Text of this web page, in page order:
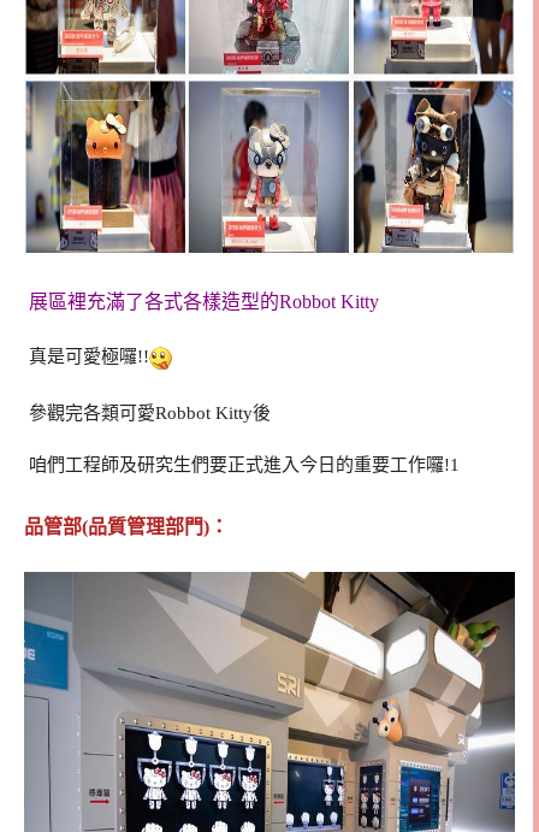
展區裡充滿了各式各樣造型的Robbot Kitty
真是可愛極囉!!
參觀完各類可愛Robbot Kitty後
咱們工程師及研究生們要正式進入今日的重要工作囉!1
品管部(品質管理部門)：